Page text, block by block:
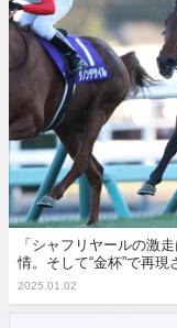
「シャフリヤールの激
情。そして“金杯”で再
2025.01.02